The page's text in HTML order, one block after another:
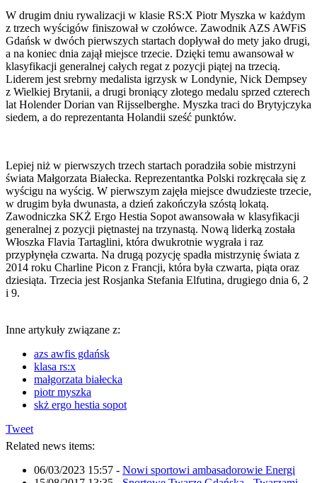
W drugim dniu rywalizacji w klasie RS:X Piotr Myszka w każdym
z trzech wyścigów finiszował w czołówce. Zawodnik AZS AWFiS
Gdańsk w dwóch pierwszych startach dopływał do mety jako drugi,
a na koniec dnia zajął miejsce trzecie. Dzięki temu awansował w
klasyfikacji generalnej całych regat z pozycji piątej na trzecią.
Liderem jest srebrny medalista igrzysk w Londynie, Nick Dempsey
z Wielkiej Brytanii, a drugi broniący złotego medalu sprzed czterech
lat Holender Dorian van Rijsselberghe. Myszka traci do Brytyjczyka
siedem, a do reprezentanta Holandii sześć punktów.
Lepiej niż w pierwszych trzech startach poradziła sobie mistrzyni
świata Małgorzata Białecka. Reprezentantka Polski rozkręcała się z
wyścigu na wyścig. W pierwszym zajęła miejsce dwudzieste trzecie,
w drugim była dwunasta, a dzień zakończyła szóstą lokatą.
Zawodniczka SKŻ Ergo Hestia Sopot awansowała w klasyfikacji
generalnej z pozycji piętnastej na trzynastą. Nową liderką została
Włoszka Flavia Tartaglini, która dwukrotnie wygrała i raz
przypłynęła czwarta. Na drugą pozycję spadła mistrzynię świata z
2014 roku Charline Picon z Francji, która była czwarta, piąta oraz
dziesiąta. Trzecia jest Rosjanka Stefania Elfutina, drugiego dnia 6, 2
i 9.
Inne artykuły związane z:
azs awfis gdańsk
klasa rs:x
małgorzata białecka
piotr myszka
skż ergo hestia sopot
Tweet
Related news items:
06/03/2023 15:57 - Nowi sportowi ambasadorowie Energi